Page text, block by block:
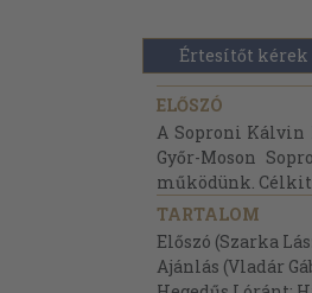
Értesítőt kérek
ELŐSZÓ
A Soproni Kálvin
Győr-Moson
működünk.
TARTALOM
Előszó (Szarka
Ajánlás (Vladár